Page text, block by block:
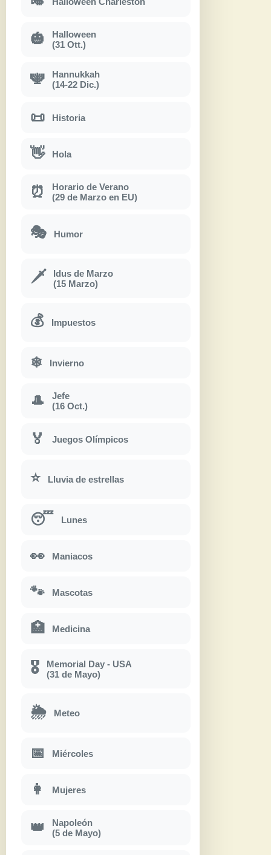
🎃
Halloween
(31 Ott.)
🕎
Hannukkah
(14-22 Dic.)
📜 Historia
👋 Hola
⏰
Horario de Verano
(29 de Marzo en EU)
🎭 Humor
🗡
Idus de Marzo
(15 Marzo)
💰 Impuestos
❄ Invierno
🎩
Jefe
(16 Oct.)
🏅 Juegos Olímpicos
⭐ Lluvia de estrellas
😴 Lunes
👀 Maniacos
🐾 Mascotas
🏥 Medicina
🎖
Memorial Day - USA
(31 de Mayo)
🌦 Meteo
📅 Miércoles
👩 Mujeres
👑
Napoleón
(5 de Mayo)